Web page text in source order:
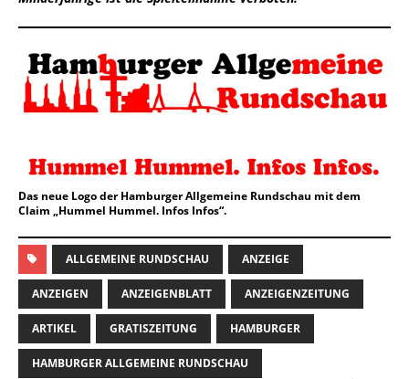
Das neue Logo der Hamburger Allgemeine Rundschau mit dem
Claim „Hummel Hummel. Infos Infos“.
ALLGEMEINE RUNDSCHAU ANZEIGE
ANZEIGEN ANZEIGENBLATT ANZEIGENZEITUNG
ARTIKEL GRATISZEITUNG HAMBURGER
HAMBURGER ALLGEMEINE RUNDSCHAU